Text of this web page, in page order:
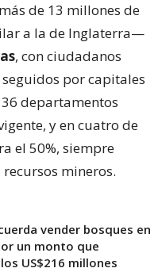
de 13 millones de
a la de Inglaterra—
, con ciudadanos
por capitales
departamentos
y en cuatro de
el 50%, siempre
mineros.
vender bosques en
un monto que
US$216 millones